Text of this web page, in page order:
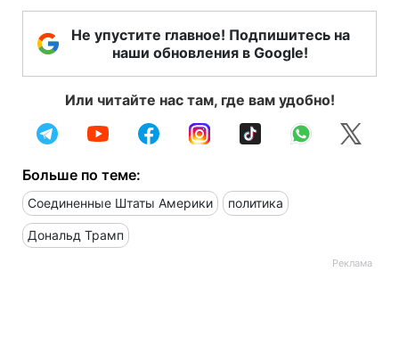
Не упустите главное! Подпишитесь на
наши обновления в Google!
Или читайте нас там, где вам удобно!
Больше по теме:
Соединенные Штаты Америки политика
Дональд Трамп